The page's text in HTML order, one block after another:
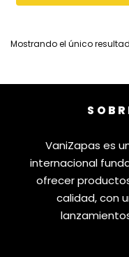
Mostrando el único
VaniZapas es
internacional
ofrecer
calidad, con